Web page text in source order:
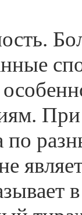
по